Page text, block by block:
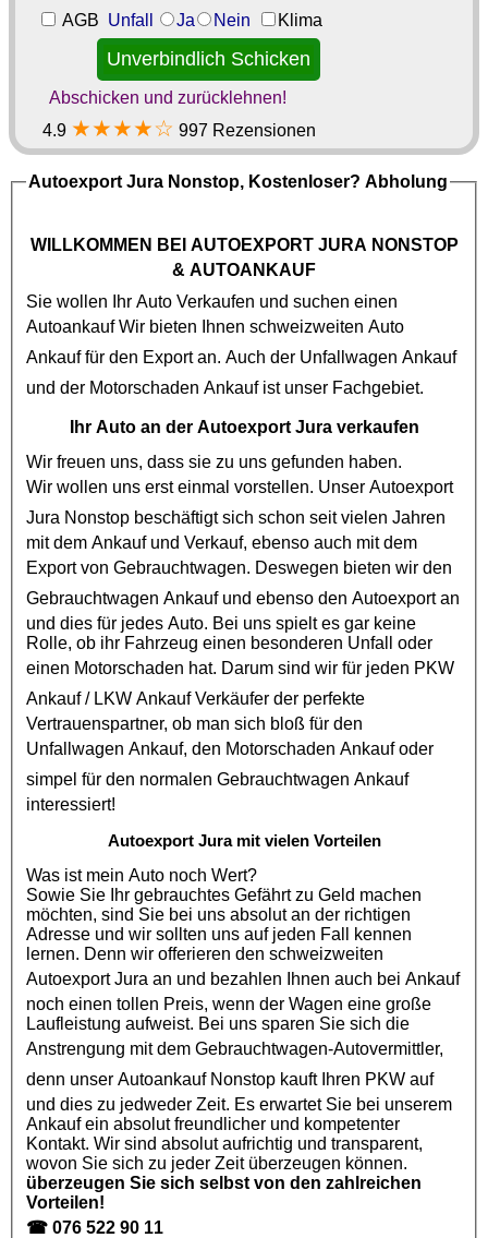
AGB Unfall Ja Nein Klima
Abschicken und zurücklehnen!
4.9 ★★★★☆ 997 Rezensionen
Autoexport Jura Nonstop, Kostenloser? Abholung
WILLKOMMEN BEI AUTOEXPORT JURA NONSTOP
& AUTOANKAUF
Sie wollen Ihr Auto Verkaufen und suchen einen
AutoankaufWir bieten Ihnen schweizweiten Auto
Ankauf für den Export an. Auch der Unfallwagen Ankauf
und der Motorschaden Ankaufist unser Fachgebiet.
Ihr Auto an der Autoexport Jura verkaufen
Wir freuen uns, dass sie zu uns gefunden haben.
Wir wollen uns erst einmal vorstellen. Unser Autoexport
Jura Nonstop beschäftigt sich schon seit vielen Jahren
mit dem Ankauf und Verkauf, ebenso auch mit dem
Export von Gebrauchtwagen. Deswegen bieten wir den
Gebrauchtwagen Ankaufund ebenso den Autoexportan
und dies für jedes Auto. Bei uns spielt es gar keine
Rolle, ob ihr Fahrzeug einen besonderen Unfall oder
einen Motorschaden hat. Darum sind wir für jeden PKW
Ankauf/ LKW AnkaufVerkäufer der perfekte
Vertrauenspartner, ob man sich bloß für den
Unfallwagen Ankauf, den Motorschaden Ankaufoder
simpel für den normalen Gebrauchtwagen Ankauf
interessiert!
Autoexport Jura mit vielen Vorteilen
Was ist mein Auto noch Wert?
Sowie Sie Ihr gebrauchtes Gefährt zu Geld machen
möchten, sind Sie bei uns absolut an der richtigen
Adresse und wir sollten uns auf jeden Fall kennen
lernen. Denn wir offerieren den schweizweiten
Autoexport Jura an und bezahlen Ihnen auch bei Ankauf
noch einen tollen Preis, wenn der Wagen eine große
Laufleistung aufweist. Bei uns sparen Sie sich die
Anstrengung mit dem Gebrauchtwagen-Autovermittler,
denn unser AutoankaufNonstop kauft Ihren PKW auf
und dies zu jedweder Zeit. Es erwartet Sie bei unserem
Ankauf ein absolut freundlicher und kompetenter
Kontakt. Wir sind absolut aufrichtig und transparent,
wovon Sie sich zu jeder Zeit überzeugen können.
überzeugen Sie sich selbst von den zahlreichen
Vorteilen!
☎ 076 522 90 11